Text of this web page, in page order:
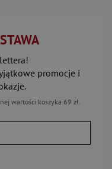
promocje i
wartości koszyka 69 zł.